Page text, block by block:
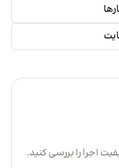
اجرا را بررسی کنید.